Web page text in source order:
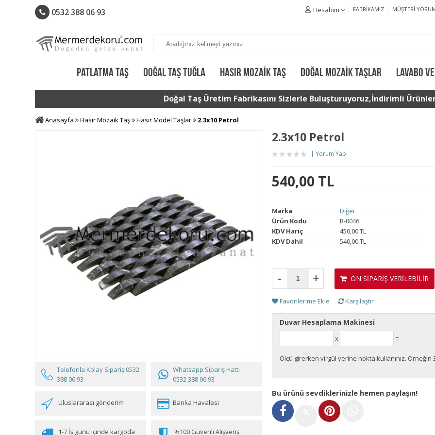
0532 388 06 93 FABRIKAMIZ MÜŞTERI
Hesabım
PATLATMA TAŞ DOĞAL TAŞ TUĞLA HASIR MOZAIK TAŞ DOĞAL MOZAIK TAŞLAR LAVABO
Doğal Taş Üretim Fabrikasını Sizlerle Buluşturuyoruz,İndirimli Ürünler
Anasayfa Hasır Mozaik Taş Hasır Model Taşlar 2.3x10 Petrol
Telefonla Kolay Sipariş 0532
388 06 93
Whatsapp Sipariş Hattı
0532 388 06 93
Uluslararası gönderim Banka Havalesi
1-7 İş günü içinde kargoda %100 Güvenli Alışveriş
2.3x10 Petrol
Yorum Yap
540,00 TL
Marka
Diğer
Ürün Kodu
B-0046
KDV Hariç
450,00 TL
KDV Dahil
540,00 TL
- +
Favorilerime Ekle Karşılaştır
Duvar Hesaplama Makinesi
x =
Ölçü girerken virgül yerine nokta kullanınız. Örneğin
ÖN SİPARİŞ VERİLEBİLİR
Bu ürünü sevdiklerinizle hemen paylaşın!